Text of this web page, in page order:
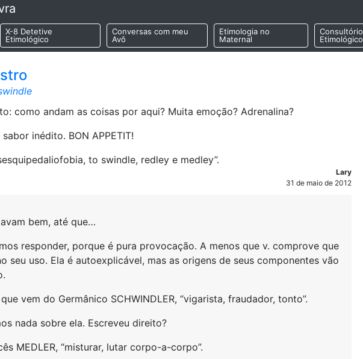
X-8 Detetive
Etimológico
Conversas com meu
Avô
Etimologia no
Maternal
Consultório
Etimológico
como andam as coisas por aqui? Muita emoção? Adrenalina?
inédito. BON APPETIT!
to swindle, redley e medley”.
Lary
31 de maio de 2012
bem, até que…
responder, porque é pura provocação. A menos que v. comprove que
seu uso. Ela é autoexplicável, mas as origens de seus componentes vão
vem do Germânico SCHWINDLER, “vigarista, fraudador, tonto”.
nada sobre ela. Escreveu direito?
MEDLER, “misturar, lutar corpo-a-corpo”.